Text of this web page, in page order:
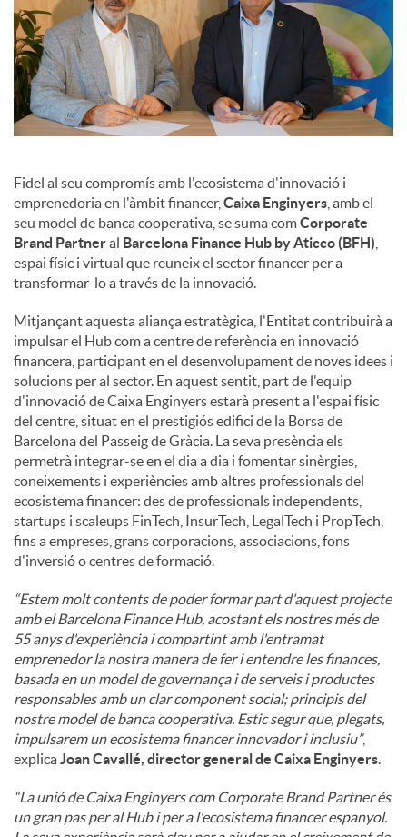
Fidel al seu compromís amb l'ecosistema d'innovació i
emprenedoria en l'àmbit financer, Caixa Enginyers , amb el
seu model de banca cooperativa, se suma comCorporate
Brand Partneral Barcelona Finance Hub by Aticco (BFH)
espai físic i virtual que reuneix el sector financer per a
transformar-lo a través de la innovació.
Mitjançant aquesta aliança estratègica, l'Entitat contribuirà a
impulsar el Hub com a centre de referència en innovació
financera, participant en el desenvolupament de noves idees i
solucions per al sector. En aquest sentit, part de l'equip
d'innovació de Caixa Enginyers estarà present a l'espai físic
del centre, situat en el prestigiós edifici de la Borsa de
Barcelona del Passeig de Gràcia. La seva presència els
permetrà integrar-se en el dia a dia i fomentar sinèrgies,
coneixements i experiències amb altres professionals del
ecosistema financer: des de professionals independents,
startups i scaleups FinTech, InsurTech, LegalTech i PropTech,
fins a empreses, grans corporacions, associacions, fons
d'inversió o centres de formació.
“Estem molt contents de poder formar part d'aquest projecte
amb el Barcelona Finance Hub, acostant els nostres més de
55 anys d'experiència i compartint amb l'entramat
emprenedor la nostra manera de fer i entendre les finances,
basada en un model de governança i de serveis i productes
responsables amb un clar component social; principis del
nostre model de banca cooperativa. Estic segur que, plegats,
impulsarem un ecosistema financer innovador i inclusiu”,
explicaJoan Cavallé, director general de Caixa Enginyers.
“La unió de Caixa Enginyers com Corporate Brand Partner és
un gran pas per al Hub i per a l'ecosistema financer espanyol.